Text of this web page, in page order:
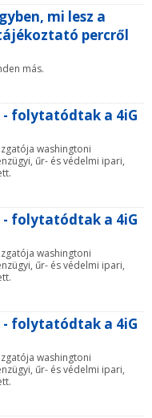
mi lesz a
percről
más.
- folytatódtak a 4iG
washingtoni
űr- és védelmi ipari,
- folytatódtak a 4iG
washingtoni
űr- és védelmi ipari,
- folytatódtak a 4iG
washingtoni
űr- és védelmi ipari,